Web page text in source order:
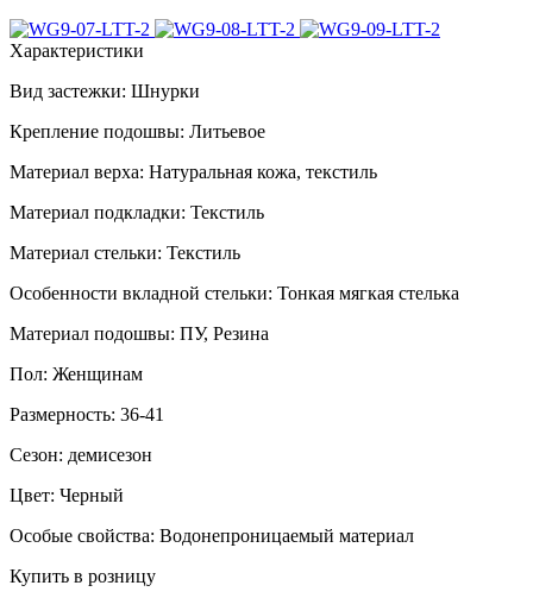
Характеристики
Вид застежки: Шнурки
Крепление подошвы: Литьевое
Материал верха: Натуральная кожа, текстиль
Материал подкладки: Текстиль
Материал стельки: Текстиль
Особенности вкладной стельки: Тонкая мягкая стелька
Материал подошвы: ПУ, Резина
Пол: Женщинам
Размерность: 36-41
Сезон: демисезон
Цвет: Черный
Особые свойства: Водонепроницаемый материал
Купить в розницу